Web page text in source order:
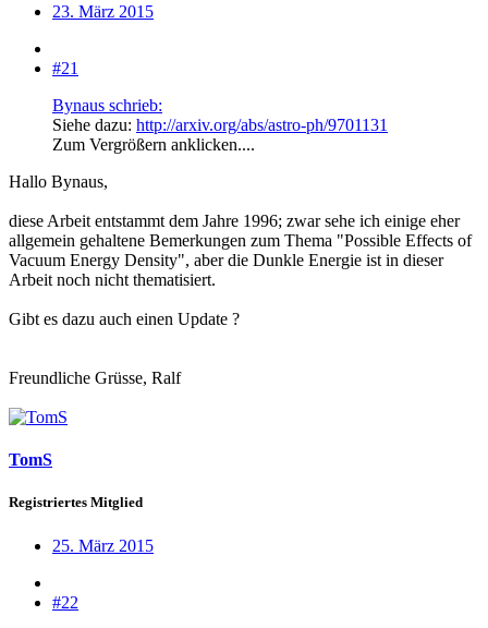
23. März 2015
#21
Bynaus schrieb:
Siehe dazu: http://arxiv.org/abs/astro-ph/9701131
Zum Vergrößern anklicken....
Hallo Bynaus,
diese Arbeit entstammt dem Jahre 1996; zwar sehe ich einige eher
allgemein gehaltene Bemerkungen zum Thema "Possible Effects of
Vacuum Energy Density", aber die Dunkle Energie ist in dieser
Arbeit noch nicht thematisiert.
Gibt es dazu auch einen Update ?
Freundliche Grüsse, Ralf
TomS
Registriertes Mitglied
25. März 2015
#22